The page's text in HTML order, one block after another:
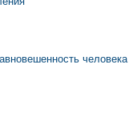
человека